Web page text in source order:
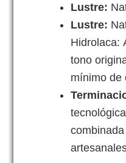
Lustre:
Lustre:
Hidrolaca:
tono
mínimo de